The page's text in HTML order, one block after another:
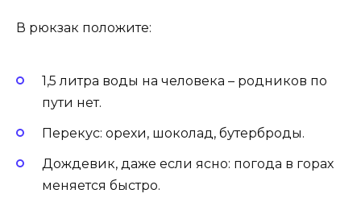
В рюкзак положите:
1,5 литра воды на человека – родников по
пути нет.
Перекус: орехи, шоколад, бутерброды.
Дождевик, даже если ясно: погода в горах
меняется быстро.